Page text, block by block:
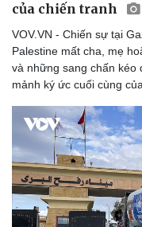
của chiến tranh
VOV.VN - Chiến sự tại
Palestine mất cha, mẹ
và những sang chấn kéo
mảnh ký ức cuối cùng